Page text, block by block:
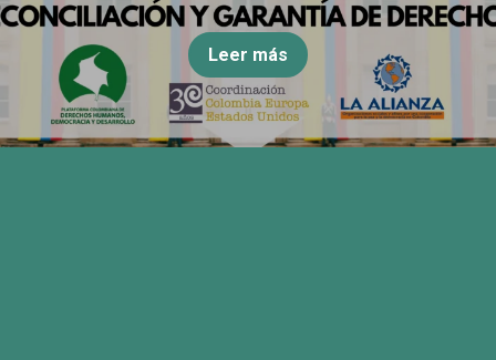
Leer más